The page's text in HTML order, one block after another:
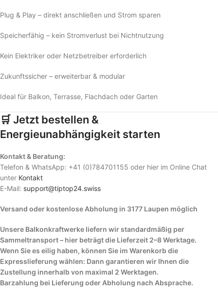
Plug & Play – direkt anschließen und Strom sparen
Speicherfähig – kein Stromverlust bei Nichtnutzung
Kein Elektriker oder Netzbetreiber erforderlich
Zukunftssicher – erweiterbar & modular
Ideal für Balkon, Terrasse, Flachdach oder Garten
🛒 Jetzt bestellen &
Energieunabhängigkeit starten
Kontakt & Beratung:
Telefon & WhatsApp: +41 (0)784701155 oder hier im Online Chat
unter Kontakt
E-Mail: support@tiptop24.swiss
Versand oder kostenlose Abholung in 3177 Laupen möglich
Unsere Balkonkraftwerke liefern wir standardmäßig per
Sammeltransport – hier beträgt die Lieferzeit 2–8 Werktage.
Wenn Sie es eilig haben, können Sie im Warenkorb die
Expresslieferung wählen: Dann garantieren wir Ihnen die
Zustellung innerhalb von maximal 2 Werktagen.
Barzahlung bei Lieferung oder Abholung nach Absprache.